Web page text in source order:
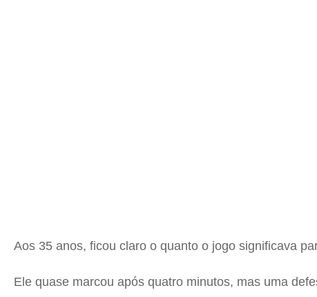
Aos 35 anos, ficou claro o quanto o jogo significava
Ele quase marcou após quatro minutos, mas uma